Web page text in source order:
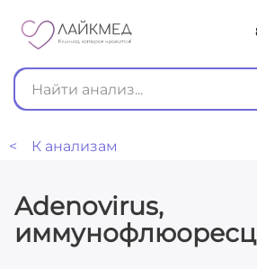
< К анализам
Adenovirus,